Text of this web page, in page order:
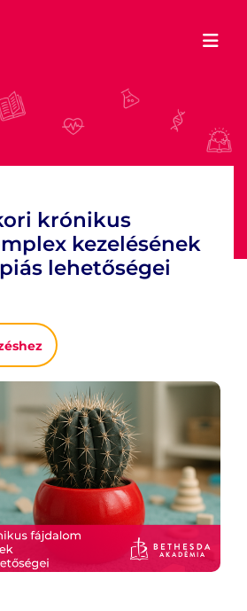
krónikus
kezelésének
lehetőségei